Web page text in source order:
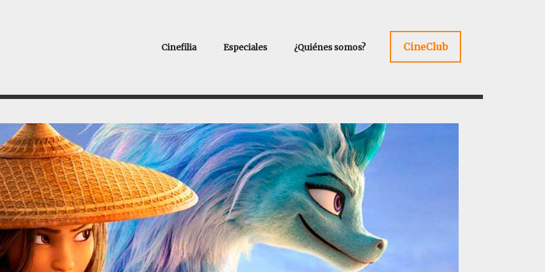
Cinefilia Especiales ¿Quiénes somos? CineClub